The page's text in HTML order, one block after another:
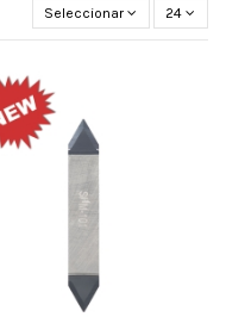
Seleccionar 24